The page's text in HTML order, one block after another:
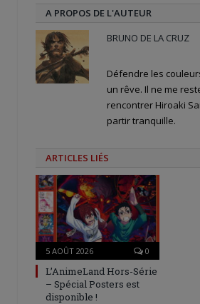
A PROPOS DE L'AUTEUR
BRUNO DE LA CRUZ
Défendre les
un rêve. Il ne me
rencontrer Hiroaki
partir tranquille.
ARTICLES LIÉS
5 AOÛT 2026 0
L’AnimeLand Hors-Série
– Spécial Posters est
disponible !